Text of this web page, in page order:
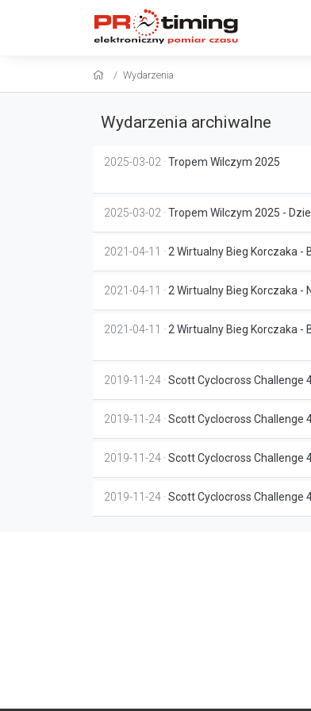
Wydarzenia
Wydarzenia archiwalne
2025-03-02 · Tropem Wilczym 2025
2025-03-02 · Tropem Wilczym 2025 -
2021-04-11 · 2 Wirtualny Bieg Korczaka -
2021-04-11 · 2 Wirtualny Bieg Korczaka -
2021-04-11 · 2 Wirtualny Bieg Korczaka -
2019-11-24 · Scott Cyclocross Challenge
2019-11-24 · Scott Cyclocross Challenge
2019-11-24 · Scott Cyclocross Challenge
2019-11-24 · Scott Cyclocross Challenge